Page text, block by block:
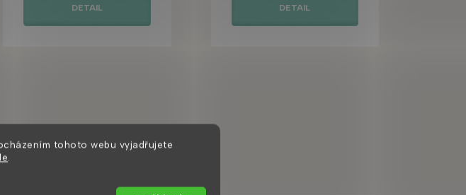
tohoto webu vyjadřujete
.
DETAIL DETAIL
také líbit